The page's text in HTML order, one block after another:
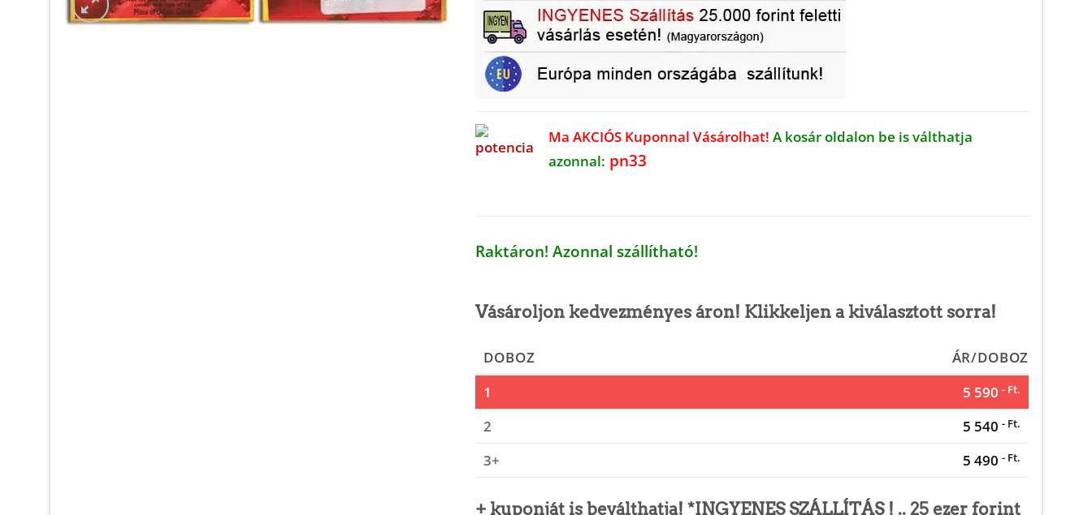
Ma AKCIÓS Kuponnal Vásárolhat!A kosár oldalon be is válthatja
azonnal: pn33
Raktáron! Azonnal szállítható!
Vásároljon kedvezményes áron! Klikkeljen a kiválasztott sorra!
DOBOZ
ÁR/DOBOZ
1
5 590- Ft.
2 5 540- Ft.
3+ 5 490- Ft.
+ kuponját is beválthatja! *INGYENES SZÁLLÍTÁS ! .. 25 ezer forint